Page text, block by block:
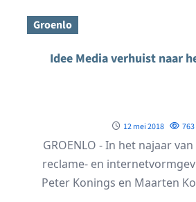
Groenlo
Idee Media verhuist naar
12 mei 2018 763
GROENLO - In het najaar
reclame- en
Peter Konings en Maarten